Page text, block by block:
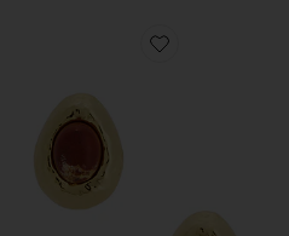
Favorite CHERRY